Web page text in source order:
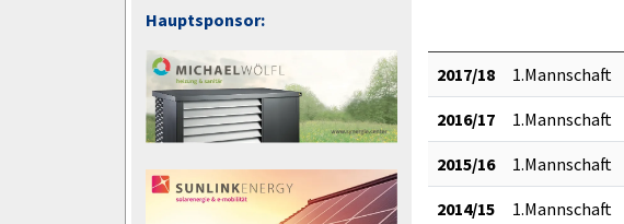
Hauptsponsor:
2017/18 1.Mannschaft
2016/17 1.Mannschaft
2015/16 1.Mannschaft
2014/15 1.Mannschaft